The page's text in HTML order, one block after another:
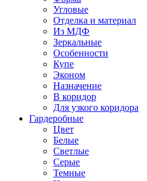
Угловые
Отделка и материал
Из МДФ
Зеркальные
Особенности
Купе
Эконом
Назначение
В коридор
Для узкого коридора
Гардеробные
Цвет
Белые
Светлые
Серые
Темные